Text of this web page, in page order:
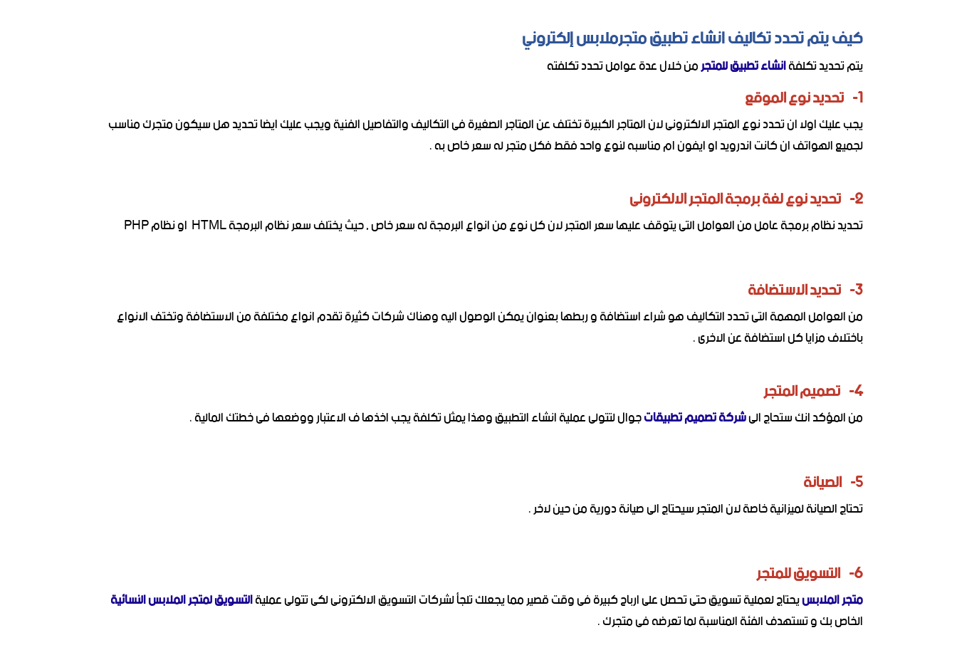
كيف يتم تحدد تكاليف انشاء تطبيق متجرملابس إلكتروني
يتم تحديد تكلفةانشاء تطبيق للمتجرمن خلال عدة عوامل تحدد تكلفته
1- تحديد نوع الموقع
يجب عليك اولا ان تحدد نوع المتجر الالكترونى لان المتاجر الكبيرة تختلف عن المتاجر الصغيرة فى التكاليف والتفاصيل الفنية ويجب عليك ايضا تحديد هل سيكون متجرك مناسب
لجميع الهواتف ان كانت اندرويد او ايفون ام مناسبه لنوع واحد فقط فكل متجر له سعر خاص به .
2- تحديد نوع لغة برمجة المتجر الالكترونى
تحديد نظام برمجة عامل من العوامل التى يتوقف عليها سعر المتجر لان كل نوع من انواع البرمجة له سعر خاص , حيث يختلف سعر نظام البرمجة HTML او نظام PHP
3- تحديد الاستضافة
من العوامل المهمة التى تحدد التكاليف هو شراء استضافة و ربطها بعنوان يمكن الوصول اليه وهناك شركات كثيرة تقدم انواع مختلفة من الاستضافة وتختف الانواع
باختلاف مزايا كل استضافة عن الاخرى .
4- تصميم المتجر
من المؤكد انك ستحاج الىشركة تصميم تطبيقاتجوال لتتولى عملية انشاء التطبيق وهذا يمثل تكلفة يجب اخذها ف الاعتبار ووضعها فى خطتك المالية .
5- الصيانة
تحتاج الصيانة لميزانية خاصة لان المتجر سيحتاج الى صيانة دورية من حين لاخر .
6- التسويق للمتجر
متجر الملابسيحتاج لعملية تسويق حتى تحصل على ارباح كبيرة فى وقت قصير مما يجعلك تلجأ لشركات التسويق الالكترونى لكى تتولى عمليةالتسويق لمتجر الملابس النسائية
الخاص بك و تستهدف الفئة المناسبة لما تعرضه فى متجرك .